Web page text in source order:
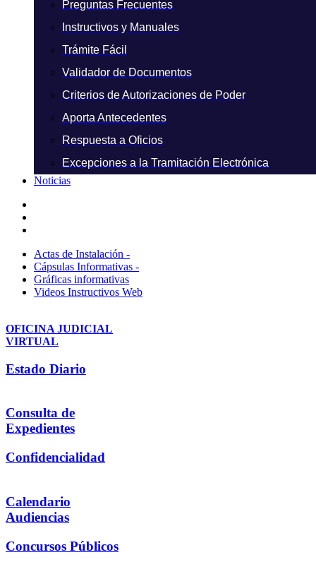
Preguntas Frecuentes
Instructivos y Manuales
Trámite Fácil
Validador de Documentos
Criterios de Autorizaciones de Poder
Aporta Antecedentes
Respuesta a Oficios
Excepciones a la Tramitación Electrónica
Noticias
Actas de Instalación -
Cápsulas Informativas -
Gráficas informativas
Videos Instructivos Web
OFICINA JUDICIAL
VIRTUAL
Estado Diario
Consulta de
Expedientes
Confidencialidad
Calendario
Audiencias
Concursos Públicos